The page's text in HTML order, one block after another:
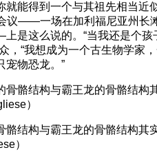
就能得到一个与其祖先相当
议——一场在加利福尼亚州长
是这么说的。“当我还是个孩
，“我想成为一个古生物学家
宠物恐龙。”
骼结构与霸王龙的骨骼结构其
）